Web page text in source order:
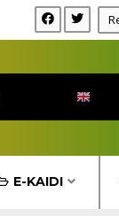
E-KAIDI